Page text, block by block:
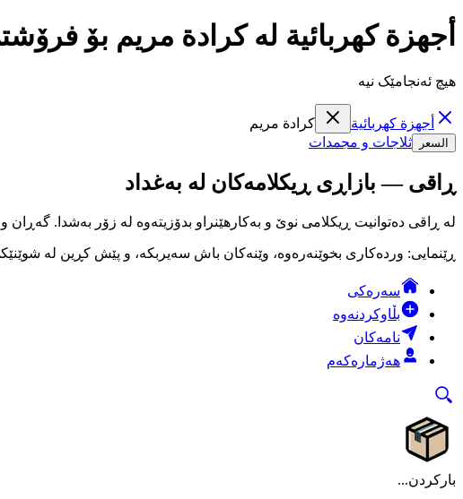
أجهزة كهربائية لە كرادة مريم بۆ
هیچ ئەنجامێک نیە
أجهزة كهربائية كرادة مريم
السعر ثلاجات و مجمدات
ڕاقی — بازاڕی ڕیکلامەکان لە بەغداد
لە ڕاقی دەتوانیت ڕیکلامی نوێ و بەکارهێنراو بدۆزیتەوە لە زۆر بەشدا.
ڕێنمایی: وردەکاری بخوێنەرەوە، وێنەکان باش سەیربکە، و پێش کڕین لە
سەرەکی
بڵاوکردنەوە
نامەکان
هەژمارەکەم
بارکردن...